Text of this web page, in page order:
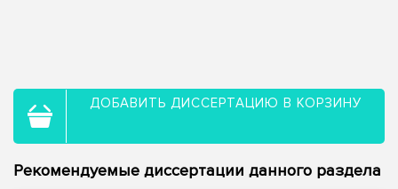
ДОБАВИТЬ ДИССЕРТАЦИЮ В КОРЗИНУ
Рекомендуемые диссертации данного раздела